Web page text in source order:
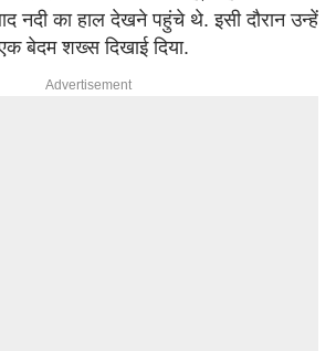
नदी का हाल देखने पहुंचे थे. इसी दौरान उन्हें
बेदम शख्स दिखाई दिया.
Advertisement